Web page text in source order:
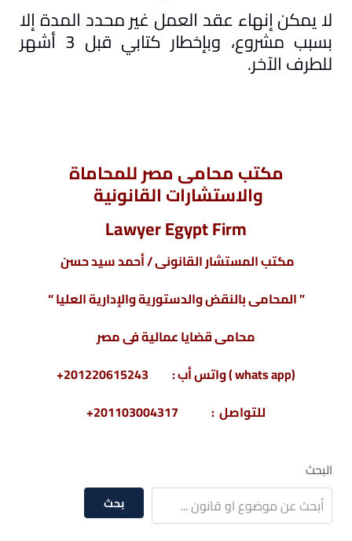
لا يمكن إنهاء عقد العمل غير محدد المدة إلا
بسبب مشروع، وبإخطار كتابي قبل 3 أشهر
للطرف الآخر.
مكتب محامى مصر للمحاماة
والاستشارات القانونية
Lawyer Egypt Firm
مكتب المستشار القانونى / أحمد سيد حسن
” المحامى بالنقض والدستورية والإدارية العليا “
محامى قضايا عمالية فى مصر
(whats app ) واتس أب : 201220615243+
للتواصل : 201103004317+
البحث
بحث